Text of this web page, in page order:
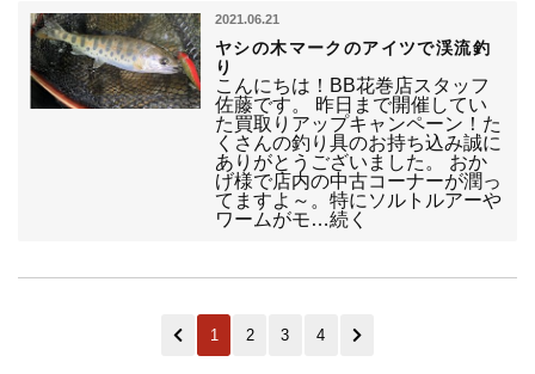
2021.06.21
ヤシの木マークのアイツで渓流釣
り
こんにちは！BB花巻店スタッフ
佐藤です。 昨日まで開催してい
た買取りアップキャンペーン！た
くさんの釣り具のお持ち込み誠に
ありがとうございました。 おか
げ様で店内の中古コーナーが潤っ
てますよ～。特にソルトルアーや
ワームがモ…続く
1 2 3 4